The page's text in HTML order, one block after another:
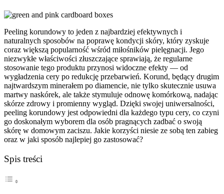
Peeling korundowy to jeden z najbardziej efektywnych i
naturalnych sposobów na poprawę kondycji skóry, który zyskuje
coraz większą popularność wśród miłośników pielęgnacji. Jego
niezwykłe właściwości złuszczające sprawiają, że regularne
stosowanie tego produktu przynosi widoczne efekty — od
wygładzenia cery po redukcję przebarwień. Korund, będący drugim
najtwardszym minerałem po diamencie, nie tylko skutecznie usuwa
martwy naskórek, ale także stymuluje odnowę komórkową, nadając
skórze zdrowy i promienny wygląd. Dzięki swojej uniwersalności,
peeling korundowy jest odpowiedni dla każdego typu cery, co czyni
go doskonałym wyborem dla osób pragnących zadbać o swoją
skórę w domowym zaciszu. Jakie korzyści niesie ze sobą ten zabieg
oraz w jaki sposób najlepiej go zastosować?
Spis treści